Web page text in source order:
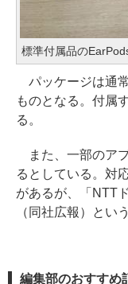
標準付属品の
パッケージは通
ものとなる。付属
る。
また、一部のア
るとしている。対
があるが、「NTT
（同社広報）という
編集部のおすすめ